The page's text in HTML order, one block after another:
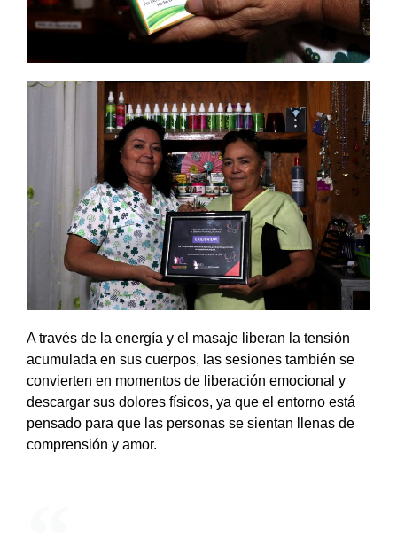
A través de la energía y el masaje liberan la tensión
acumulada en sus cuerpos, las sesiones también se
convierten en momentos de liberación emocional y
descargar sus dolores físicos, ya que el entorno está
pensado para que las personas se sientan llenas de
comprensión y amor.